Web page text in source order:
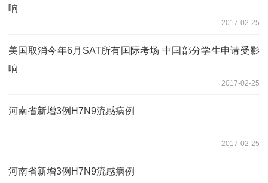
响
2017-02-25
美国取消今年6月SAT所有国际考场 中国部分学生申请受影
响
2017-02-25
河南省新增3例H7N9流感病例
2017-02-25
河南省新增3例H7N9流感病例